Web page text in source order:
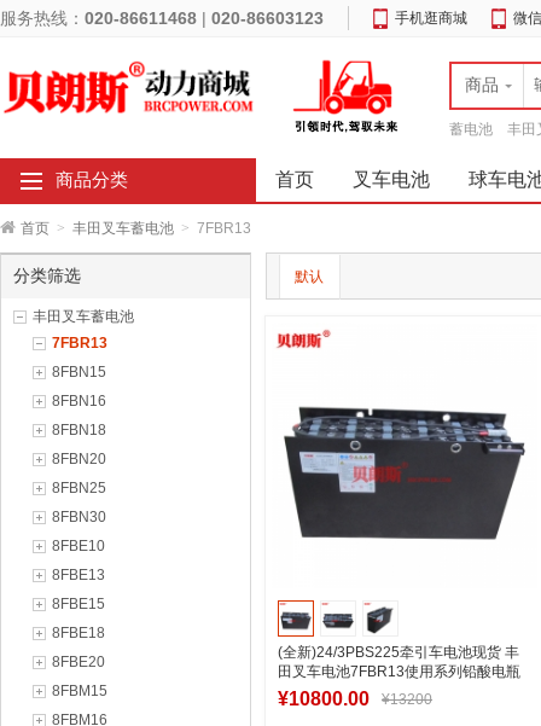
服务热线： 020-86611468 | 020-86603123 手机逛商城 微
商品
蓄电池 丰田
商品分类 首页 叉车电池 球车电
首页 > 丰田叉车蓄电池 > 7FBR13
分类筛选
丰田叉车蓄电池
7FBR13
8FBN15
8FBN16
8FBN18
8FBN20
8FBN25
8FBN30
8FBE10
8FBE13
8FBE15
8FBE18
8FBE20
8FBM15
8FBM16
默认
(全新)24/3PBS225牵引车电池现货 丰
田叉车电池7FBR13使用系列铅酸电瓶
¥10800.00 ¥13200